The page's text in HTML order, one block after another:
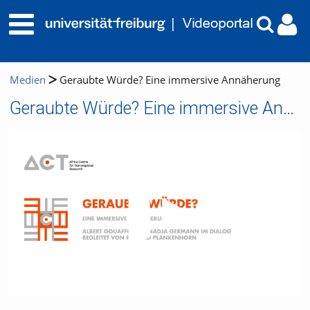
Medien Geraubte Würde? Eine immersive Annäherung
Geraubte Würde? Eine immersive Annäherung